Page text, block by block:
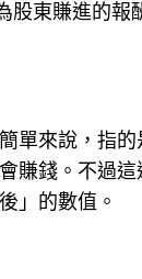
東賺進的報
單來說，指
賺錢。不過
」的數值。